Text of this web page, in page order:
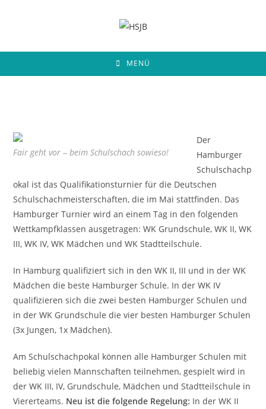
MENÜ
Fair geht vor – beim Schulschach sowieso!
Der
Hamburger
Schulschachp
okal ist das Qualifikationsturnier für die Deutschen
Schulschachmeisterschaften, die im Mai stattfinden. Das
Hamburger Turnier wird an einem Tag in den folgenden
Wettkampfklassen ausgetragen: WK Grundschule, WK II, WK
III, WK IV, WK Mädchen und WK Stadtteilschule.
In Hamburg qualifiziert sich in den WK II, III und in der WK
Mädchen die beste Hamburger Schule. In der WK IV
qualifizieren sich die zwei besten Hamburger Schulen und
in der WK Grundschule die vier besten Hamburger Schulen
(3x Jungen, 1x Mädchen).
Am Schulschachpokal können alle Hamburger Schulen mit
beliebig vielen Mannschaften teilnehmen, gespielt wird in
der WK III, IV, Grundschule, Mädchen und Stadtteilschule in
Viererteams. Neu ist die folgende Regelung: In der WK II